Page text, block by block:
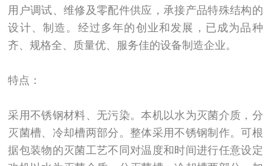
用户调试、维修及零配件供应，承接产品特殊结构的
设计、制造。经过多年的创业和发展，已成为品种
齐、规格全、质量优、服务佳的设备制造企业。
特点：
采用不锈钢材料、无污染。本机以水为灭菌介质，分
灭菌槽、冷却槽两部分。整体采用不锈钢制作。可根
据包装物的灭菌工艺不同对温度和时间进行任意设定